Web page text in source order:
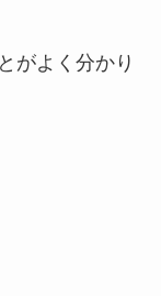
がよく分かり